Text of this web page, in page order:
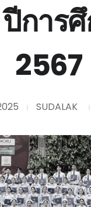
การ
2567
SUDALAK